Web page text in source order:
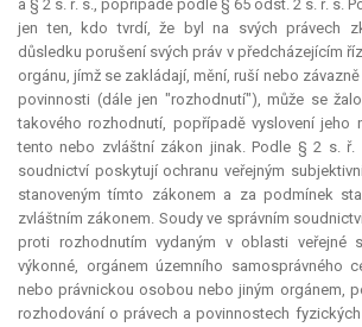
a § 2 s. ř. s., popřípadě podle § 65 odst. 2 s. ř. s.
jen ten, kdo tvrdí, že byl na svých právech
důsledku porušení svých práv v předcházejícím
orgánu, jímž se zakládají, mění, ruší nebo
povinnosti (dále jen "rozhodnutí"), může se
takového rozhodnutí, popřípadě vyslovení jeho
tento nebo zvláštní zákon jinak. Podle § 2 s. ř.
soudnictví poskytují ochranu veřejným
stanoveným tímto zákonem a za podmínek
zvláštním zákonem. Soudy ve správním
proti rozhodnutím vydaným v oblasti veřejné
výkonné, orgánem územního samosprávného
nebo právnickou osobou nebo jiným orgánem,
rozhodování o právech a povinnostech